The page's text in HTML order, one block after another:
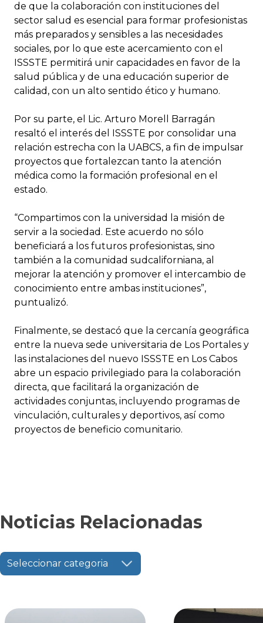
de que la colaboración con instituciones del
sector salud es esencial para formar profesionistas
más preparados y sensibles a las necesidades
sociales, por lo que este acercamiento con el
ISSSTE permitirá unir capacidades en favor de la
salud pública y de una educación superior de
calidad, con un alto sentido ético y humano.
Por su parte, el Lic. Arturo Morell Barragán
resaltó el interés del ISSSTE por consolidar una
relación estrecha con la UABCS, a fin de impulsar
proyectos que fortalezcan tanto la atención
médica como la formación profesional en el
estado.
“Compartimos con la universidad la misión de
servir a la sociedad. Este acuerdo no sólo
beneficiará a los futuros profesionistas, sino
también a la comunidad sudcaliforniana, al
mejorar la atención y promover el intercambio de
conocimiento entre ambas instituciones”,
puntualizó.
Finalmente, se destacó que la cercanía geográfica
entre la nueva sede universitaria de Los Portales y
las instalaciones del nuevo ISSSTE en Los Cabos
abre un espacio privilegiado para la colaboración
directa, que facilitará la organización de
actividades conjuntas, incluyendo programas de
vinculación, culturales y deportivos, así como
proyectos de beneficio comunitario.
Noticias Relacionadas
Seleccionar categoria